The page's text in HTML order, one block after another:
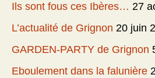
Ils sont fous ces Ibères… 27
L’actualité de Grignon 20 juin
GARDEN-PARTY de Grignon
Eboulement dans la falunière